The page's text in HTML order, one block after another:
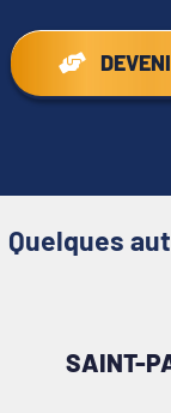
Quelques
SAINT-